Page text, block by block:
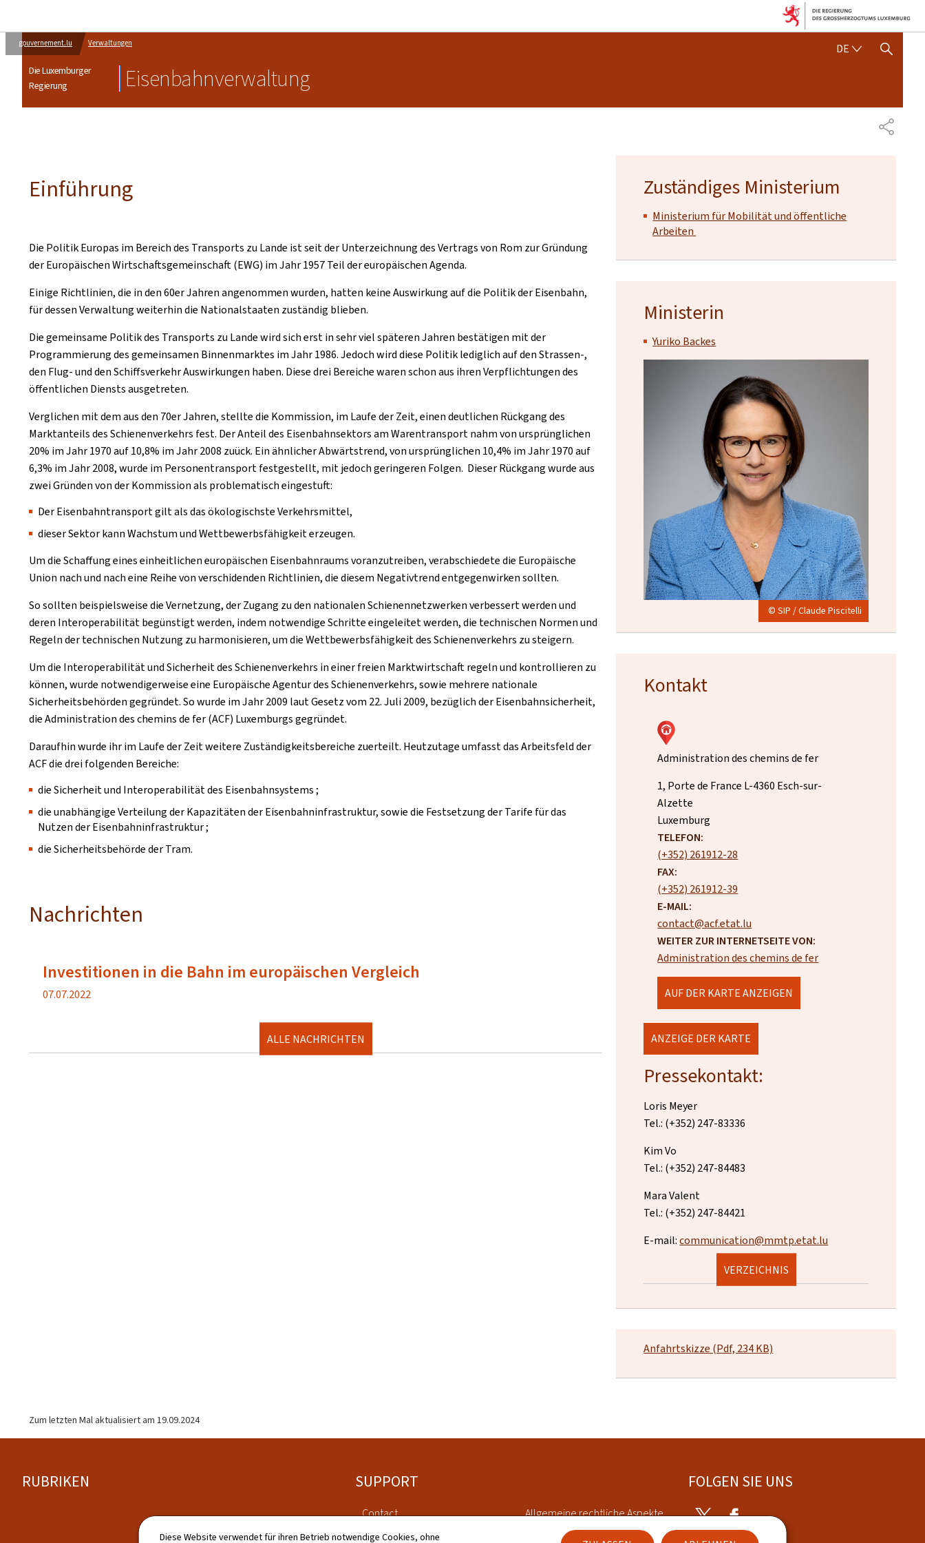
Diese Website verwendet für ihren Betrieb notwendige Cookies, ohne
gouvernement.lu Verwaltungen
Die Luxemburger
Regierung
Eisenbahnverwaltung
DE DEUTSCH
SUCHFLED ANZEIGEN /
TEILEN
Einführung
Die Politik Europas im Bereich des Transports zu Lande ist seit der Unterzeichnung des Vertrags von Rom zur Gründung
der Europäischen Wirtschaftsgemeinschaft (EWG) im Jahr 1957 Teil der europäischen Agenda.
Einige Richtlinien, die in den 60er Jahren angenommen wurden, hatten keine Auswirkung auf die Politik der Eisenbahn,
für dessen Verwaltung weiterhin die Nationalstaaten zuständig blieben.
Die gemeinsame Politik des Transports zu Lande wird sich erst in sehr viel späteren Jahren bestätigen mit der
Programmierung des gemeinsamen Binnenmarktes im Jahr 1986. Jedoch wird diese Politik lediglich auf den Strassen-,
den Flug- und den Schiffsverkehr Auswirkungen haben. Diese drei Bereiche waren schon aus ihren Verpflichtungen des
öffentlichen Diensts ausgetreten.
Verglichen mit dem aus den 70er Jahren, stellte die Kommission, im Laufe der Zeit, einen deutlichen Rückgang des
Marktanteils des Schienenverkehrs fest. Der Anteil des Eisenbahnsektors am Warentransport nahm von ursprünglichen
20% im Jahr 1970 auf 10,8% im Jahr 2008 zuück. Ein ähnlicher Abwärtstrend, von ursprünglichen 10,4% im Jahr 1970 auf
6,3% im Jahr 2008, wurde im Personentransport festgestellt, mit jedoch geringeren Folgen. Dieser Rückgang wurde aus
zwei Gründen von der Kommission als problematisch eingestuft:
Der Eisenbahntransport gilt als das ökologischste Verkehrsmittel,
dieser Sektor kann Wachstum und Wettbewerbsfähigkeit erzeugen.
Um die Schaffung eines einheitlichen europäischen Eisenbahnraums voranzutreiben, verabschiedete die Europäische
Union nach und nach eine Reihe von verschidenden Richtlinien, die diesem Negativtrend entgegenwirken sollten.
So sollten beispielsweise die Vernetzung, der Zugang zu den nationalen Schienennetzwerken verbessert werden und
deren Interoperabilität begünstigt werden, indem notwendige Schritte eingeleitet werden, die technischen Normen und
Regeln der technischen Nutzung zu harmonisieren, um die Wettbewerbsfähigkeit des Schienenverkehrs zu steigern.
Um die Interoperabilität und Sicherheit des Schienenverkehrs in einer freien Marktwirtschaft regeln und kontrollieren zu
können, wurde notwendigerweise eine Europäische Agentur des Schienenverkehrs, sowie mehrere nationale
Sicherheitsbehörden gegründet. So wurde im Jahr 2009 laut Gesetz vom 22. Juli 2009, bezüglich der Eisenbahnsicherheit,
die Administration des chemins de fer (ACF) Luxemburgs gegründet.
Daraufhin wurde ihr im Laufe der Zeit weitere Zuständigkeitsbereiche zuerteilt. Heutzutage umfasst das Arbeitsfeld der
ACF die drei folgenden Bereiche:
die Sicherheit und Interoperabilität des Eisenbahnsystems ;
die unabhängige Verteilung der Kapazitäten der Eisenbahninfrastruktur, sowie die Festsetzung der Tarife für das
Nutzen der Eisenbahninfrastruktur ;
die Sicherheitsbehörde der Tram.
Nachrichten
Investitionen in die Bahn im europäischen Vergleich
Veröffentlichung
07.07.2022
ALLE NACHRICHTEN
Zuständiges Ministerium
Ministerium für Mobilität und öffentliche
Arbeiten
Ministerin
Yuriko Backes
© SIP / Claude Piscitelli
Kontakt
Administration des chemins de fer
ADRESSE:
1, Porte de France L-4360 Esch-sur-
Alzette
Luxemburg
TELEFON:
(+352) 261912-28
FAX:
(+352) 261912-39
E-MAIL:
contact@acf.etat.lu
WEITER ZUR INTERNETSEITE VON:
Administration des chemins de fer
AUF DER KARTE ANZEIGEN
ANZEIGE DER KARTE
Pressekontakt:
Loris Meyer
Tel.: (+352) 247-83336
Kim Vo
Tel.: (+352) 247-84483
Mara Valent
Tel.: (+352) 247-84421
E-mail:communication@mmtp.etat.lu
VERZEICHNIS
Anfahrtskizze (Pdf, 234 KB)
Zum letzten Mal aktualisiert am 19.09.2024
Footer
RUBRIKEN SUPPORT
Contact Allgemeine rechtliche Aspekte
FOLGEN SIE UNS
TwitterFacebook